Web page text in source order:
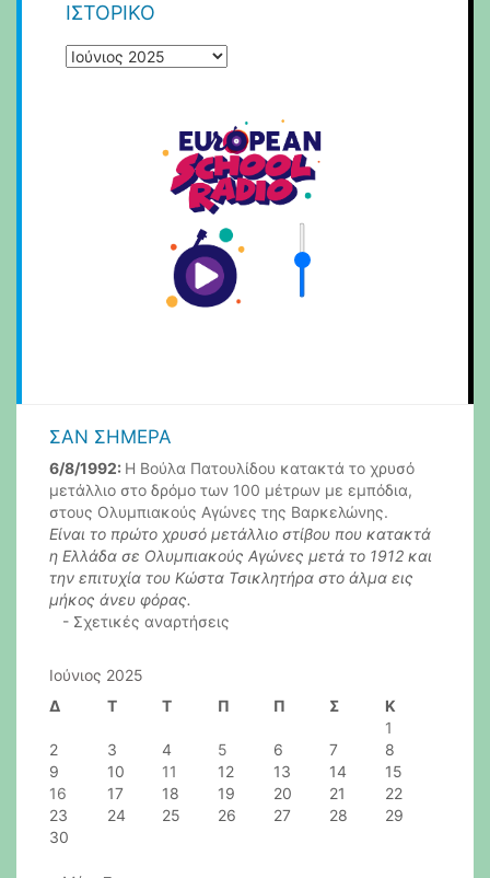
ΙΣΤΟΡΙΚΌ
Ιστορικό
ΣΑΝ ΣΉΜΕΡΑ
6/8/1992: Η Βούλα Πατουλίδου κατακτά το χρυσό
μετάλλιο στο δρόμο των 100 μέτρων με εμπόδια,
στους Ολυμπιακούς Αγώνες της Βαρκελώνης.
Είναι το πρώτο χρυσό μετάλλιο στίβου που κατακτά
η Ελλάδα σε Ολυμπιακούς Αγώνες μετά το 1912 και
την επιτυχία του Κώστα Τσικλητήρα στο άλμα εις
μήκος άνευ φόρας.
- Σχετικές αναρτήσεις
Ιούνιος 2025
Δ
Τ Τ Π Π Σ
Κ
1
2
3 4 5 6 7
8
9
10 11 12 13 14
15
16
17 18 19 20 21
22
23
24 25 26 27 28
29
30